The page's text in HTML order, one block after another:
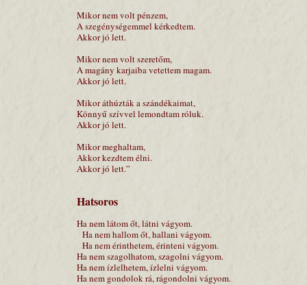
Mikor nem volt pénzem,
A szegénységemmel kérkedtem.
Akkor jó lett.
Mikor nem volt szeretőm,
A magány karjaiba vetettem magam.
Akkor jó lett.
Mikor áthúzták a szándékaimat,
Könnyű szívvel lemondtam róluk.
Akkor jó lett.
Mikor meghaltam,
Akkor kezdtem élni.
Akkor jó lett.”
Hatsoros
Ha nem látom őt, látni vágyom.
Ha nem hallom őt, hallani vágyom.
Ha nem érinthetem, érinteni vágyom.
Ha nem szagolhatom, szagolni vágyom.
Ha nem ízlelhetem, ízlelni vágyom.
Ha nem gondolok rá, rágondolni vágyom.